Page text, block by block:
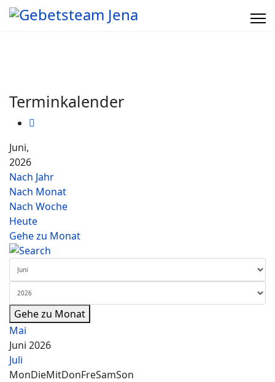
Terminkalender
Juni,
2026
Nach Jahr
Nach Monat
Nach Woche
Heute
Gehe zu Monat
Gehe zu Monat
Mai
Juni 2026
Juli
MonDieMitDonFreSamSon